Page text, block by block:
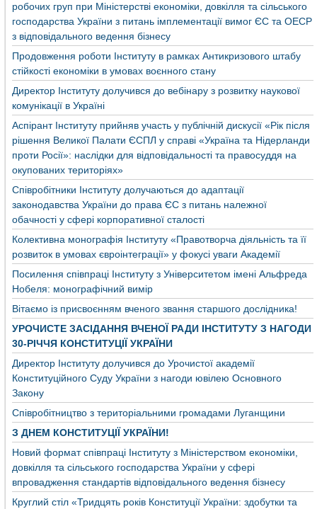
робочих груп при Міністерстві економіки, довкілля та сільського
господарства України з питань імплементації вимог ЄС та ОЕСР
з відповідального ведення бізнесу
Продовження роботи Інституту в рамках Антикризового штабу
стійкості економіки в умовах воєнного стану
Директор Інституту долучився до вебінару з розвитку наукової
комунікації в Україні
Аспірант Інституту прийняв участь у публічній дискусії «Рік після
рішення Великої Палати ЄСПЛ у справі «Україна та Нідерланди
проти Росії»: наслідки для відповідальності та правосуддя на
окупованих територіях»
Співробітники Інституту долучаються до адаптації
законодавства України до права ЄС з питань належної
обачності у сфері корпоративної сталості
Колективна монографія Інституту «Правотворча діяльність та її
розвиток в умовах євроінтеграції» у фокусі уваги Академії
Посилення співпраці Інституту з Університетом імені Альфреда
Нобеля: монографічний вимір
Вітаємо із присвоєнням вченого звання старшого дослідника!
УРОЧИСТЕ ЗАСІДАННЯ ВЧЕНОЇ РАДИ ІНСТИТУТУ З НАГОДИ
30-РІЧЧЯ КОНСТИТУЦІЇ УКРАЇНИ
Директор Інституту долучився до Урочистої академії
Конституційного Суду України з нагоди ювілею Основного
Закону
Співробітництво з територіальними громадами Луганщини
З ДНЕМ КОНСТИТУЦІЇ УКРАЇНИ!
Новий формат співпраці Інституту з Міністерством економіки,
довкілля та сільського господарства України у сфері
впровадження стандартів відповідального ведення бізнесу
Круглий стіл «Тридцять років Конституції України: здобутки та